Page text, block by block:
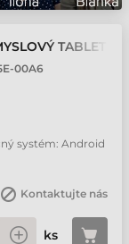
TABLET
00A6
systém: Android
Kontaktujte nás
ks